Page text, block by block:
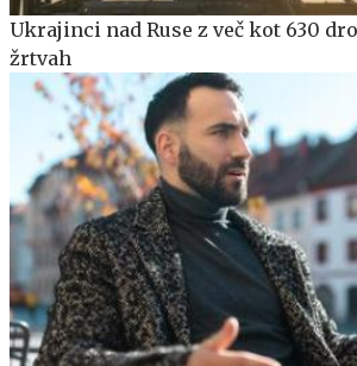
Ukrajinci nad Ruse z več kot 630
žrtvah